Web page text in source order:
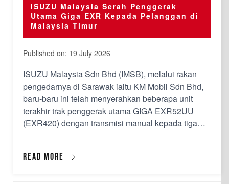
ISUZU Malaysia Serah Penggerak
Utama Giga EXR Kepada Pelanggan di
Malaysia Timur
Published on: 19 July 2026
ISUZU Malaysia Sdn Bhd (IMSB), melalui rakan
pengedarnya di Sarawak iaitu KM Mobil Sdn Bhd,
baru-baru ini telah menyerahkan beberapa unit
terakhir trak penggerak utama GIGA EXR52UU
(EXR420) dengan transmisi manual kepada tiga
menerima satu unit, Perfect Drive Logistics Sdn Bhd
Read more